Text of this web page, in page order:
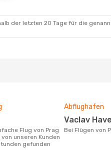
der letzten 20 Tage für die
unseren Kunden
gefunden
Abflughafen
Vaclav
Bei Flügen von